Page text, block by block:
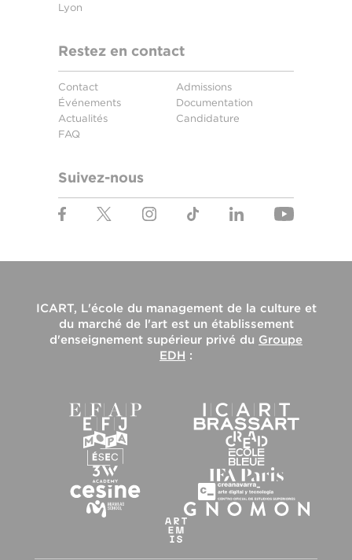
Lyon
Restez en contact
Contact
Événements
Actualités
FAQ
Admissions
Documentation
Candidature
Suivez-nous
ICART, L'école du management de la culture et
du marché de l'artest un établissement
d'enseignement supérieur privé du Groupe
EDH :